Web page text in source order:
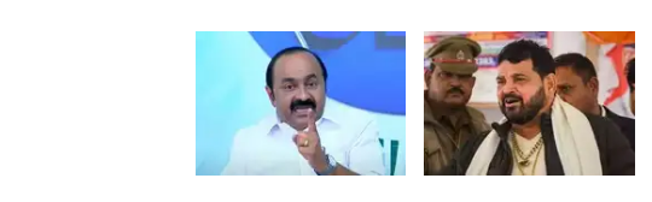
ഗോവിന്ദൻ
അലർട്ട്